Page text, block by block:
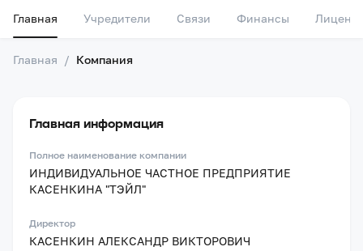
Главная Учредители Связи Финансы
Главная / Компания
Главная информация
Полное наименование компании
ИНДИВИДУАЛЬНОЕ ЧАСТНОЕ ПРЕДПРИЯТИЕ
КАСЕНКИНА "ТЭЙЛ"
Директор
КАСЕНКИН АЛЕКСАНДР ВИКТОРОВИЧ